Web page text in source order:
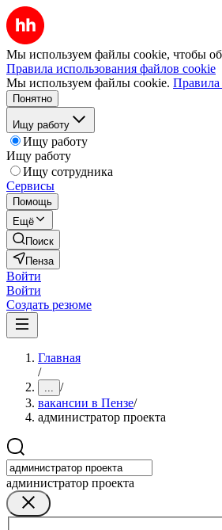
Мы используем файлы cookie, чтобы
Правила использования файлов cookie
Мы используем файлы cookie. Правила
Понятно
Ищу работу
Ищу работу
Ищу работу
Ищу сотрудника
Сервисы
Помощь
Ещё
Поиск
Пенза
Войти
Войти
Создать резюме
Главная
/
... /
вакансии в Пензе/
администратор проекта
администратор проекта